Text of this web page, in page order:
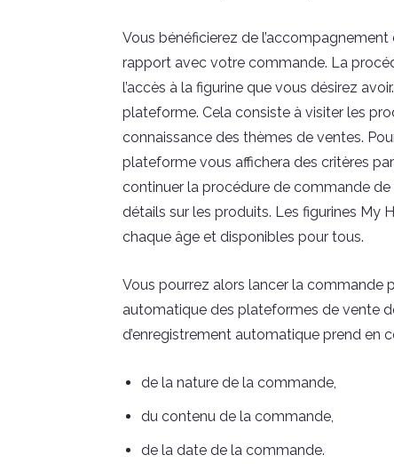
Vous bénéficierez de
rapport avec votre commande. La
l’accès à la figurine que vous désirez
plateforme. Cela consiste à visiter les
connaissance des thèmes de ventes.
plateforme vous affichera des critères
continuer la procédure de commande
détails sur les produits. Les figurines My
chaque âge et disponibles pour tous.
Vous pourrez alors lancer la commande
automatique des plateformes de vente
d’enregistrement automatique prend en
de la nature de la commande,
du contenu de la commande,
de la date de la commande.